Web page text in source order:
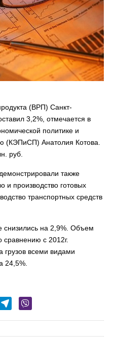
(ВРП) Санкт-
3,2%, отмечается в
политике и
(КЭПиСП) Анатолия Котова.
руб.
также
и производство готовых
транспортных средств
снизились на 2,9%. Объем
сравнению с 2012г.
грузов всеми видами
24,5%.